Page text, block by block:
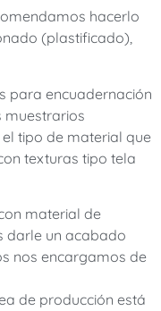
hacerlo
(plastificado),
para encuadernación
muestrarios
tipo de material que
texturas tipo tela
material de
darle un acabado
nos encargamos de
de producción está